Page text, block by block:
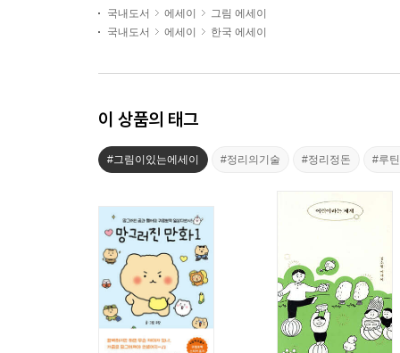
국내도서 에세이
그림 에세이
국내도서
에세이 한국 에세이
이 상품의 태그
#그림이있는에세이 #정리의기술 #정리정돈 #루